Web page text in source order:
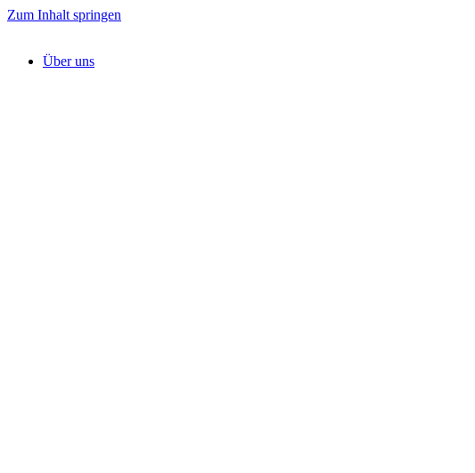
Zum Inhalt springen
Über uns